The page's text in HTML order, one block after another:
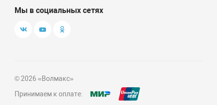
Мы в социальных сетях
© 2026 «Волмакс»
Принимаем к оплате: